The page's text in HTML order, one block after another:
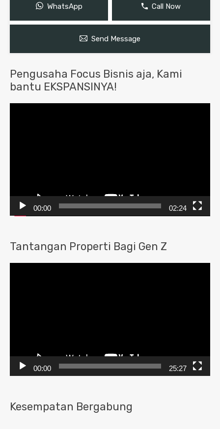
WhatsApp Call Now
Send Message
Pengusaha Focus Bisnis aja, Kami
bantu EKSPANSINYA!
00:00 02:24
Tantangan Properti Bagi Gen Z
00:00 25:27
Kesempatan Bergabung